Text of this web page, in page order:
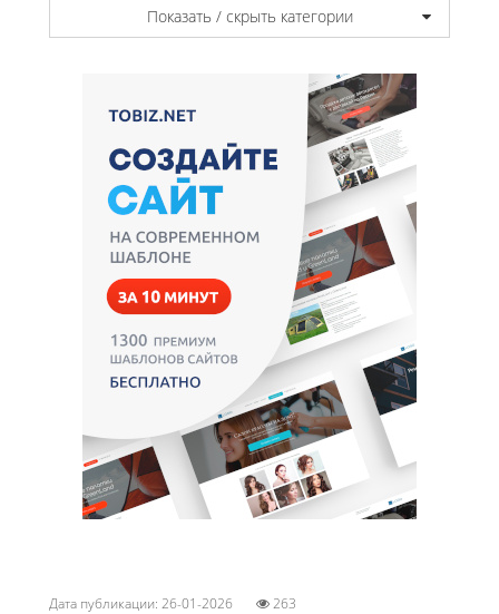
Показать / скрыть категории
Дата публикации: 26-01-2026 263